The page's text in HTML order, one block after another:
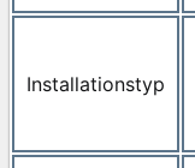
Installationstyp